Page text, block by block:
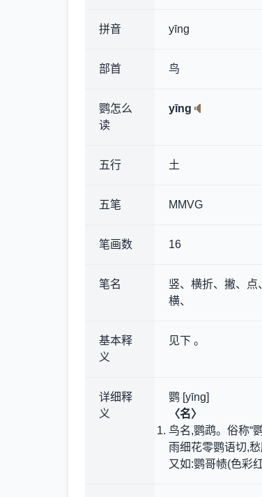
拼音 yīng
部首 鸟
鹦怎么
读
yīng
五行 土
五笔 MMVG
笔画数 16
笔名
竖、横折、撇、点
横、
基本释
义
见下 。
详细释
义
鹦 [yīng]
〈名〉
鸟名,鹦鹉。俗称“
雨细花零鹦语切,
又如:鹦哥帻(色彩